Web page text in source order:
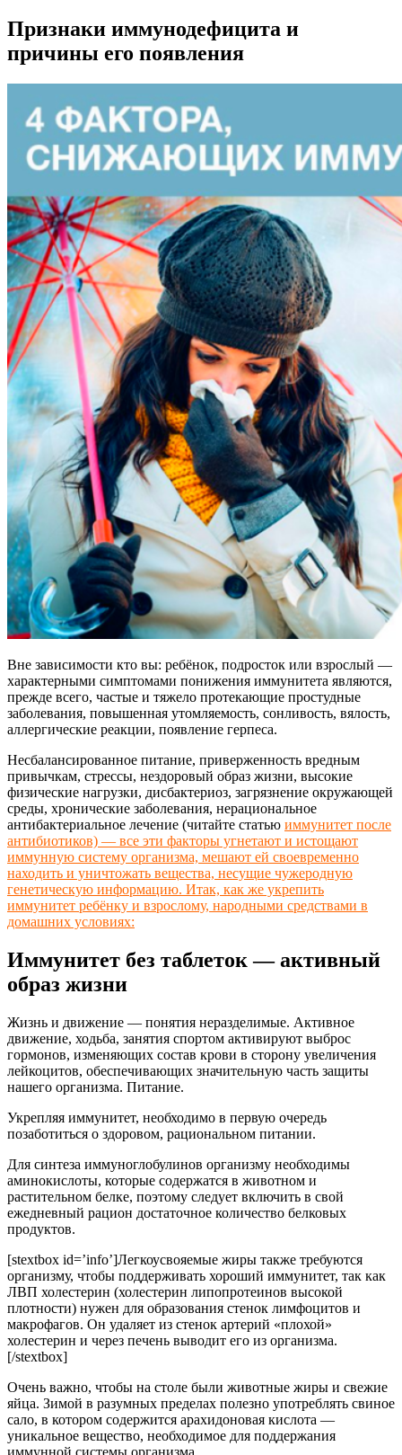
Признаки иммунодефицита и
причины его появления
Вне зависимости кто вы: ребёнок, подросток или взрослый —
характерными симптомами понижения иммунитета являются,
прежде всего, частые и тяжело протекающие простудные
заболевания, повышенная утомляемость, сонливость, вялость,
аллергические реакции, появление герпеса.
Несбалансированное питание, приверженность вредным
привычкам, стрессы, нездоровый образ жизни, высокие
физические нагрузки, дисбактериоз, загрязнение окружающей
среды, хронические заболевания, нерациональное
антибактериальное лечение (читайте статью иммунитет после
антибиотиков) — все эти факторы угнетают и истощают
иммунную систему организма, мешают ей своевременно
находить и уничтожать вещества, несущие чужеродную
генетическую информацию. Итак, как же укрепить
иммунитет ребёнку и взрослому, народными средствами в
домашних условиях:
Иммунитет без таблеток — активный
образ жизни
Жизнь и движение — понятия неразделимые. Активное
движение, ходьба, занятия спортом активируют выброс
гормонов, изменяющих состав крови в сторону увеличения
лейкоцитов, обеспечивающих значительную часть защиты
нашего организма. Питание.
Укрепляя иммунитет, необходимо в первую очередь
позаботиться о здоровом, рациональном питании.
Для синтеза иммуноглобулинов организму необходимы
аминокислоты, которые содержатся в животном и
растительном белке, поэтому следует включить в свой
ежедневный рацион достаточное количество белковых
продуктов.
[stextbox id=’info’]Легкоусвояемые жиры также требуются
организму, чтобы поддерживать хороший иммунитет, так как
ЛВП холестерин (холестерин липопротеинов высокой
плотности) нужен для образования стенок лимфоцитов и
макрофагов. Он удаляет из стенок артерий «плохой»
холестерин и через печень выводит его из организма.
[/stextbox]
Очень важно, чтобы на столе были животные жиры и свежие
яйца. Зимой в разумных пределах полезно употреблять свиное
сало, в котором содержится арахидоновая кислота —
уникальное вещество, необходимое для поддержания
иммунной системы организма.